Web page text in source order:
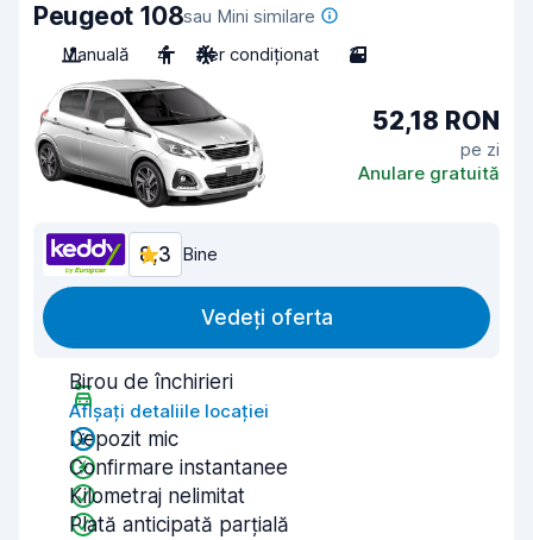
Peugeot 108sau Mini similare
Manuală
4 Aer condiționat 3
52,18 RON
pe zi
Anulare gratuită
8,3 Bine
Vedeți oferta
Birou de închirieri
Afișați detaliile locației
Depozit mic
Confirmare instantanee
Kilometraj nelimitat
Plată anticipată parțială